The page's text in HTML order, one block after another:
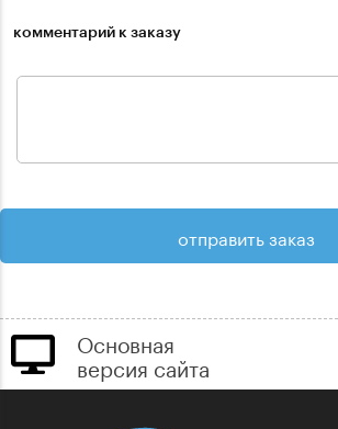
комментарий к заказу
Основная
версия сайта